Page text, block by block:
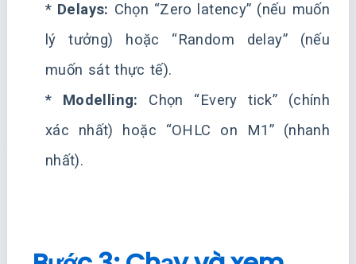
* Delays: Chọn “Zero latency” (nếu muốn
lý tưởng) hoặc “Random delay” (nếu
muốn sát thực tế).
* Modelling: Chọn “Every tick” (chính
xác nhất) hoặc “OHLC on M1” (nhanh
nhất).